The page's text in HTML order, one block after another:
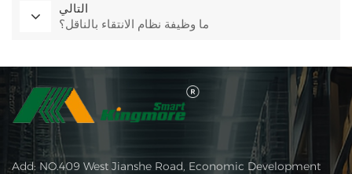
التالي
ما وظيفة نظام الانتقاء بالناقل؟
Add: NO.409 West Jianshe Road, Economic Development